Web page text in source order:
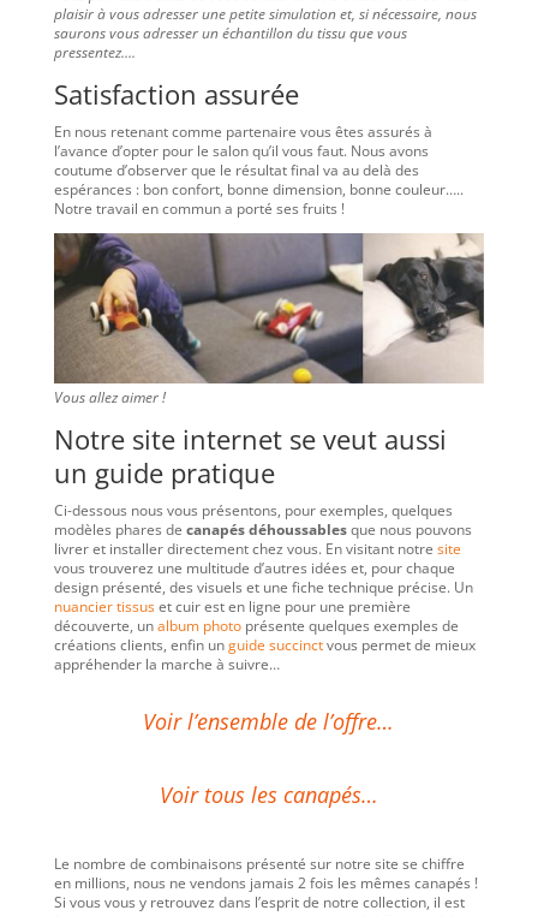
plaisir à vous adresser une petite simulation et, si nécessaire, nous
saurons vous adresser un échantillon du tissu que vous
pressentez….
Satisfaction assurée
En nous retenant comme partenaire vous êtes assurés à
l’avance d’opter pour le salon qu’il vous faut. Nous avons
coutume d’observer que le résultat final va au delà des
espérances : bon confort, bonne dimension, bonne couleur…..
Notre travail en commun a porté ses fruits !
Vous allez aimer !
Notre site internet se veut aussi
un guide pratique
Ci-dessous nous vous présentons, pour exemples, quelques
modèles phares de canapés déhoussablesque nous pouvons
livrer et installer directement chez vous. En visitant notre site
vous trouverez une multitude d’autres idées et, pour chaque
design présenté, des visuels et une fiche technique précise. Un
nuancier tissuset cuir est en ligne pour une première
découverte, unalbum photoprésente quelques exemples de
créations clients, enfin unguide succinctvous permet de mieux
appréhender la marche à suivre…
Voir l’ensemble de l’offre…
Voir tous les canapés…
Le nombre de combinaisons présenté sur notre site se chiffre
en millions, nous ne vendons jamais 2 fois les mêmes canapés !
Si vous vous y retrouvez dans l’esprit de notre collection, il est